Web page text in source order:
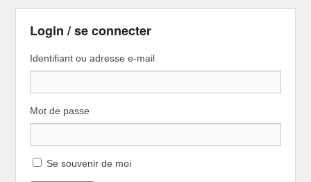
Login / se connecter
Identifiant ou adresse e-mail
Mot de passe
Se souvenir de moi